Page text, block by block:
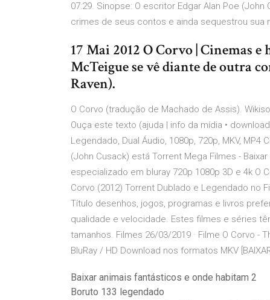
07:29. Sinopse: O escritor Edgar Alan Poe
crimes de seus contos e ainda sequestrou sua
17 Mai 2012 O Corvo | Cinemas
McTeigue se vê diante de outra
Raven).
O Corvo (tradução de Machado de Assis).
Ouça este texto (ajuda | info da mídia •
Legendado, Dual Áudio, 1080p, 720p, MKV,
(John Cusack) está Torrent Mega Filmes -
especializado em bluray 720p 1080p 3D e 4k O
Corvo (2012) Torrent Dublado e Legendado no
Título desenhos, jogos, programas e livros
qualidade e velocidade. Estes filmes e séries
tamanhos. Filmes 26/03/2019 · Filme O Corvo -
BluRay / HD Download nos formatos MKV
Baixar animais fantásticos e onde habitam 2
Boruto 133 legendado